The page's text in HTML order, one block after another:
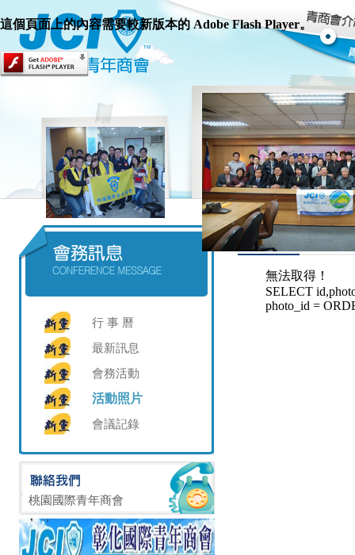
這個頁面上的內容需要較新版本的 Adobe Flash Player。
行 事 曆
最新訊息
會務活動
活動照片
會議記錄
桃園國際青年商會